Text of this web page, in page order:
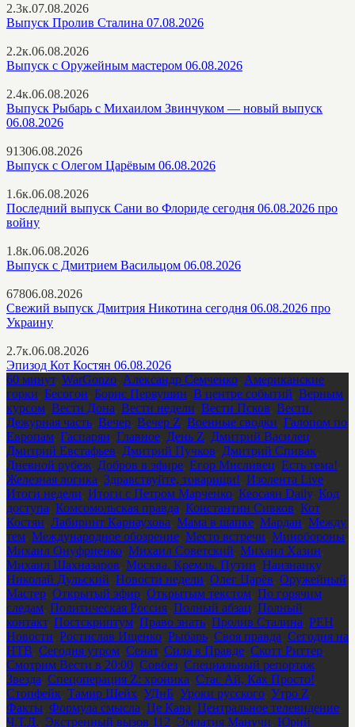
2.3к.07.08.2026
Выпуск Пролив Сталина 07.08.2026
2.2к.06.08.2026
Выпуск с Оружейным мастером 06.08.2026
2.4к.06.08.2026
Выпуск Рыбарь с Михаилом Звинчуком — новый выпуск
06.08.2026
91306.08.2026
Выпуск с Олегом Царёвым 06.08.2026
1.6к.06.08.2026
Последний выпуск Сани во Флориде сегодня 06.08.2026 про
войну
1.8к.06.08.2026
Выпуск с Дмитрием Васильцом 06.08.2026
67806.08.2026
Свежий выпуск Дмитрия Никотина сегодня 06.08.2026 про
Украину
2.7к.06.08.2026
Эпизод Кот Костян 06.08.2026
60 минут, WarGonzo Александр Семченко Американские
горки Бесогон Борис Первушин В центре событий Верным
курсом Вести Дона Вести недели Вести Псков Вести.
Дежурная часть Вечер Вечер Z Военные сводки Галопом по
Европам Гаспарян Главное День Z Дмитрий Василец
Дмитрий Евстафьев Дмитрий Пучков Дмитрий Спивак
Дневной рубеж Добров в эфире Егор Мисливец Есть тема!
Железная логика Здравствуйте, товарищи! Изолента Live
Итоги недели Итоги с Петром Марченко Кеосаян Daily, Код
доступа Комсомольская правда Константин Сивков Кот
Костян Лабиринт Карнаухова Мама в шапке Мардан Между
тем Международное обозрение Место встречи Минобороны
Михаил Онуфриенко Михаил Советский Михаил Хазин
Михаил Шахназаров Москва. Кремль. Путин Наизнанку,
Николай Дульский Новости недели Олег Царёв Оружейный
Мастер Открытый эфир Открытым текстом По горячим
следам Политическая Россия Полный абзац Полный
контакт, Постскриптум Право знать Пролив Сталина РЕН
Новости Ростислав Ищенко Рыбарь Своя правда Сегодня на
НТВ Сегодня утром Сенат, Сила в Правде Скотт Риттер
Смотрим Вести в 20:00 Совбез Специальный репортаж
Звезда Спецоперация Z: хроника Стас Ай, Как Просто!
Стопфейк Тамир Шейх УДнБ Уроки русского Утро Z
Факты Формула смысла Це Кава Центральное телевидение
Ч.Т.Д. Экстренный вызов 112 Эмпатия Манучи Юрий